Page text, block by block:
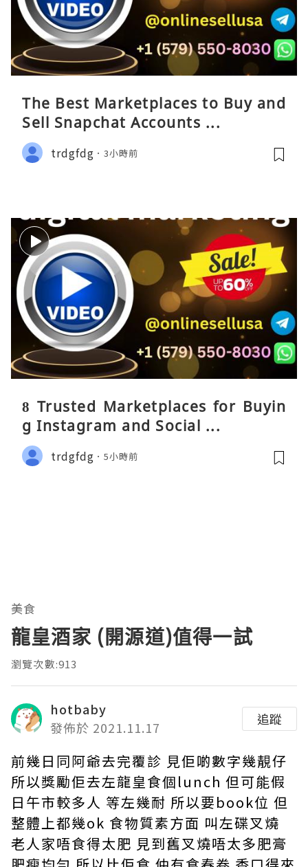
The Best Marketplaces to Buy and
Sell Snapchat Accounts ...
trdgfdg 3小時前
8 Trusted Marketplaces for Buyin
g Instagram and Social ...
trdgfdg 5小時前
美食
龍皇酒家 (開源道)值得一試
瀏覽次數:913
hotbaby
發佈於 2021.11.17
追蹤
前幾日同阿爺去完覆診 見佢啲數字幾靚仔
所以獎勵佢去左龍皇食個lunch 但可能假
日午市較多人 等左幾耐 所以要book位 但
整體上都幾ok 食物質素方面 叫左碟叉燒
老人家唔食得太肥 見到舊叉燒唔太多肥膏